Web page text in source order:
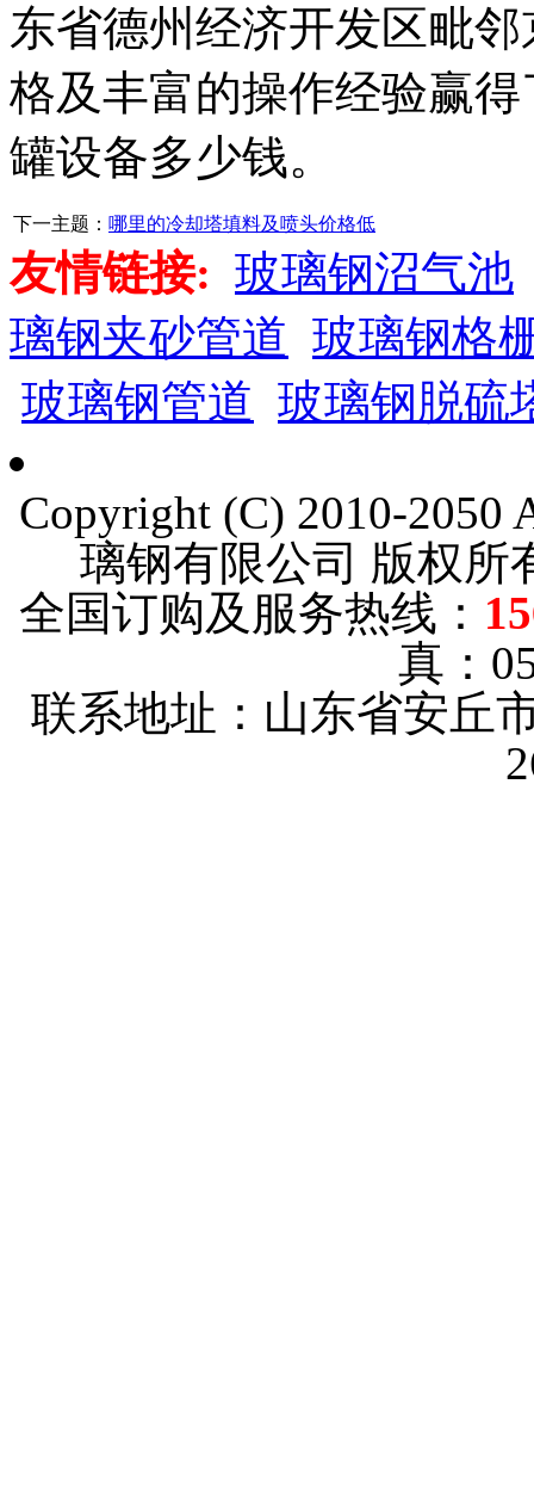
东省德州经济开发区毗
格及丰富的操作经验赢
罐设备多少钱。
下一主题： 哪里的冷却塔填料及喷头价格低
友情链接: 玻璃钢沼气池
璃钢夹砂管道 玻璃钢格
玻璃钢管道 玻璃钢脱硫
Copyright (C) 2010-2050
璃钢有限公司 版权
全国订购及服务热线：
真：
联系地址：山东省安丘